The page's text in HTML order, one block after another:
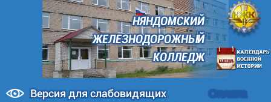
НЯНДОМСКИЙ
ЖЕЛЕЗНОДОРОЖНЫЙ
КОЛЛЕДЖ
Версия для слабовидящих
Оплата